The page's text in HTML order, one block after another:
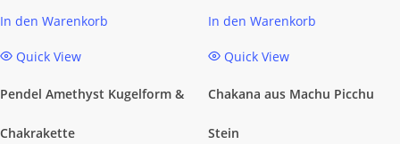
In den Warenkorb
Quick View
Pendel Amethyst Kugelform &
Chakrakette
In den Warenkorb
Quick View
Chakana aus Machu Picchu
Stein